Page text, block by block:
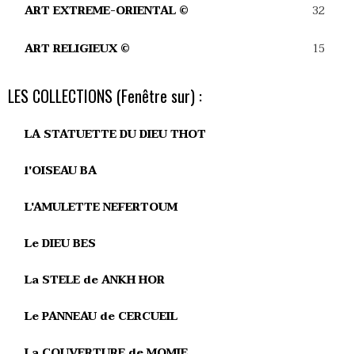
ART EXTREME-ORIENTAL © 32
ART RELIGIEUX © 15
LES COLLECTIONS (Fenêtre sur) :
LA STATUETTE DU DIEU THOT
l'OISEAU BA
L'AMULETTE NEFERTOUM
Le DIEU BES
La STELE de ANKH HOR
Le PANNEAU de CERCUEIL